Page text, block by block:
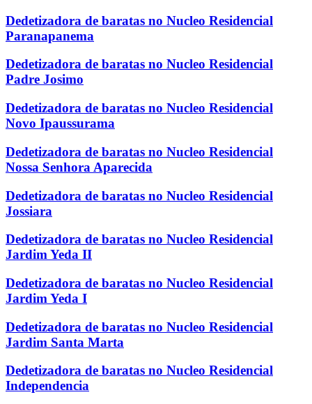
Dedetizadora de baratas no Nucleo Residencial
Paranapanema
Dedetizadora de baratas no Nucleo Residencial
Padre Josimo
Dedetizadora de baratas no Nucleo Residencial
Novo Ipaussurama
Dedetizadora de baratas no Nucleo Residencial
Nossa Senhora Aparecida
Dedetizadora de baratas no Nucleo Residencial
Jossiara
Dedetizadora de baratas no Nucleo Residencial
Jardim Yeda II
Dedetizadora de baratas no Nucleo Residencial
Jardim Yeda I
Dedetizadora de baratas no Nucleo Residencial
Jardim Santa Marta
Dedetizadora de baratas no Nucleo Residencial
Independencia